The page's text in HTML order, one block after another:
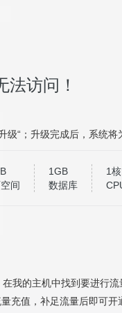
访问！
“；升级完成后，系统将
间
1GB
数据库
1
在我的主机中找到要进行
充值，补足流量后即可开